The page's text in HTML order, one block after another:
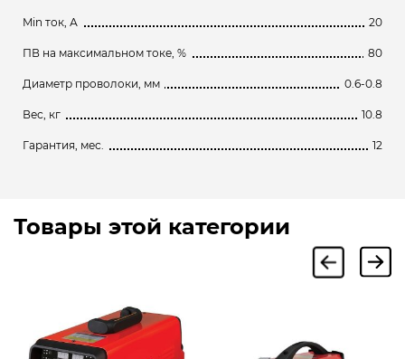
Min ток, А 20
ПВ на максимальном токе, % 80
Диаметр проволоки, мм 0.6-0.8
Вес, кг 10.8
Гарантия, мес. 12
Товары этой категории